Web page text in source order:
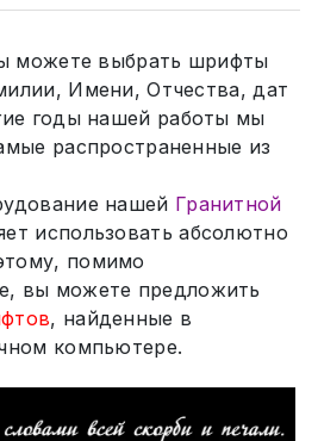
можете выбрать шрифты
Имени, Отчества, дат
годы нашей работы мы
распространенные из
нашей Гранитной
использовать абсолютно
помимо
вы можете предложить
, найденные в
компьютере.